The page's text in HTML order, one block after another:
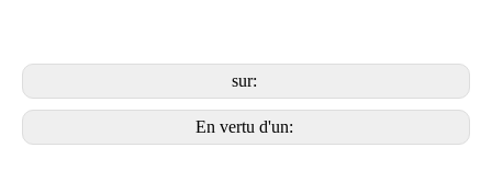
sur:
En vertu d'un: